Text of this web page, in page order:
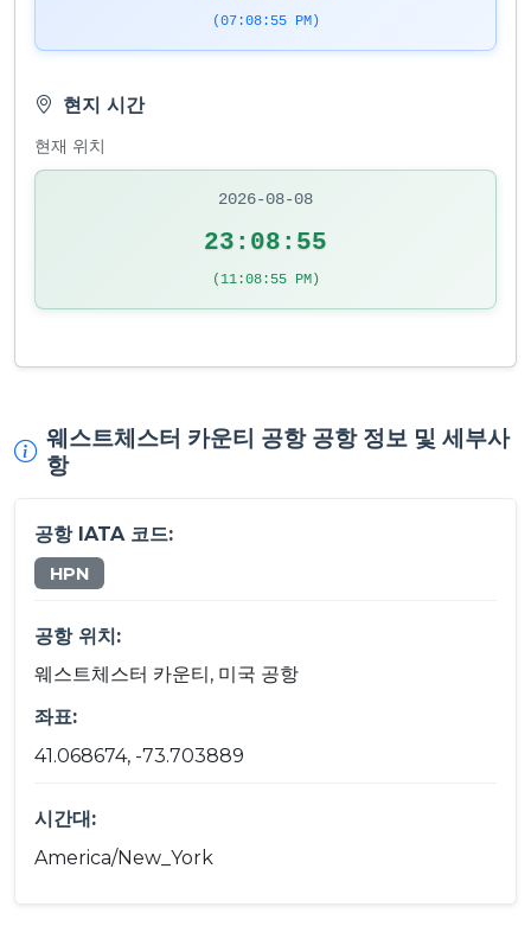
(07:08:55 PM)
현지 시간
현재 위치
2026-08-08
23:08:55
(11:08:55 PM)
웨스트체스터 카운티 공항 공항 정보 및 세부사
항
공항 IATA 코드:
HPN
공항 위치:
웨스트체스터 카운티, 미국 공항
좌표:
41.068674, -73.703889
시간대:
America/New_York